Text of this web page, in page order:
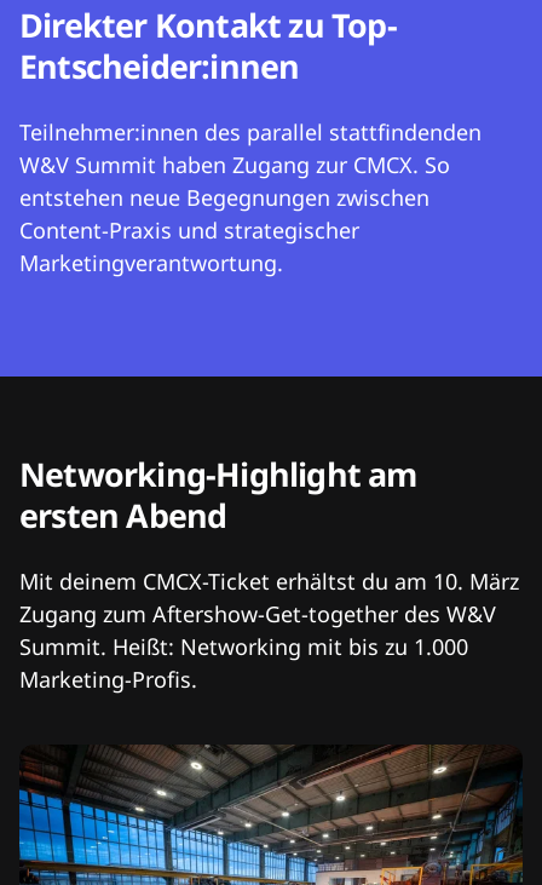
Direkter Kontakt zu Top-
Entscheider:innen
Teilnehmer:innen des parallel stattfindenden
W&V Summit haben Zugang zur CMCX. So
entstehen neue Begegnungen zwischen
Content-Praxis und strategischer
Marketingverantwortung.
Networking-Highlight am
ersten Abend
Mit deinem CMCX-Ticket erhältst du am 10. März
Zugang zum Aftershow-Get-together des W&V
Summit. Heißt: Networking mit bis zu 1.000
Marketing-Profis.